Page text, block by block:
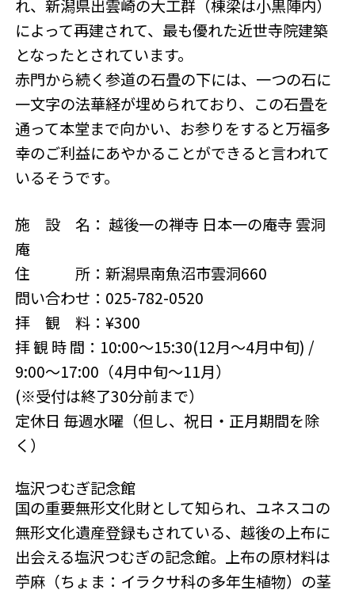
れ、新潟県出雲崎の大工群（棟梁は小黒陣内）
によって再建されて、最も優れた近世寺院建築
となったとされています。
赤門から続く参道の石畳の下には、一つの石に
一文字の法華経が埋められており、この石畳を
通って本堂まで向かい、お参りをすると万福多
幸のご利益にあやかることができると言われて
いるそうです。
施 設 名： 越後一の禅寺 日本一の庵寺 雲洞
庵
住 所：新潟県南魚沼市雲洞660
問い合わせ：025-782-0520
拝 観 料：¥300
拝 観 時 間：10:00～15:30(12月～4月中旬) /
9:00～17:00（4月中旬～11月）
(※受付は終了30分前まで）
定休日 毎週水曜（但し、祝日・正月期間を除
く）
塩沢つむぎ記念館
国の重要無形文化財として知られ、ユネスコの
無形文化遺産登録もされている、越後の上布に
出会える塩沢つむぎの記念館。上布の原材料は
苧麻（ちょま：イラクサ科の多年生植物）の茎